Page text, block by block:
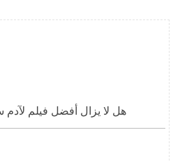
هل لا يزال أفضل فيلم